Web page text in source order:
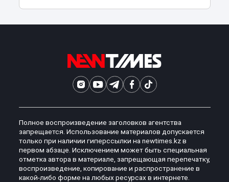
Полное воспроизведение заголовков агентства
запрещается. Использование материалов допускается
только при наличии гиперссылки на newtimes.kz в
первом абзаце. Исключением может быть специальная
отметка автора в материале, запрещающая перепечатку,
воспроизведение, копирование и распространение в
какой-либо форме на любых ресурсах в интернете.